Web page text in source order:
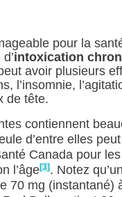
pour la
intoxication
avoir plusieurs
l’insomnie,
de tête.
contiennent
d’entre elles
Canada pour
l’âge[3]. Notez
70 mg (instantané)